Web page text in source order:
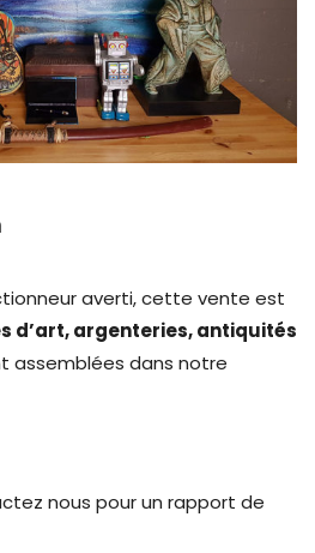
averti, cette vente est
d’art, argenteries, antiquités
assemblées dans notre
nous pour un rapport de